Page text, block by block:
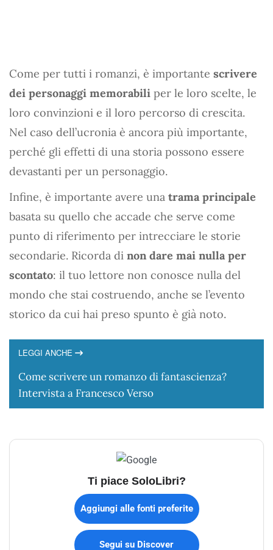
Come per tutti i romanzi, è importante scrivere
dei personaggi memorabili per le loro scelte, le
loro convinzioni e il loro percorso di crescita.
Nel caso dell’ucronia è ancora più importante,
perché gli effetti di una storia possono essere
devastanti per un personaggio.
Infine, è importante avere una trama principale
basata su quello che accade che serve come
punto di riferimento per intrecciare le storie
secondarie. Ricorda di non dare mai nulla per
scontato: il tuo lettore non conosce nulla del
mondo che stai costruendo, anche se l’evento
storico da cui hai preso spunto è già noto.
LEGGI ANCHE
Come scrivere un romanzo di fantascienza?
Intervista a Francesco Verso
Ti piace SoloLibri?
Aggiungi alle fonti preferite
Segui su Discover